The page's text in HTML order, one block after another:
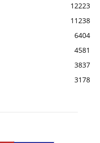
12223
11238
6404
4581
3837
3178